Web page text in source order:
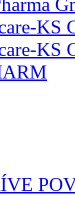
KS
KS